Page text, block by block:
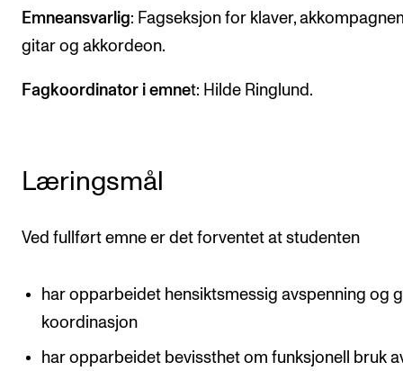
Velferd og helse
Mangfold og likestilling
AKTUELT
Nyheter for studenter
Kontaktpunkt
Studentutvalet SUT
Biblioteket
Emneansvarlig: Fagseksjon for klaver,
gitar og akkordeon.
Fagkoordinator i emnet: Hilde Ringlund.
Læringsmål
Ved fullført emne er det forventet at studenten
har opparbeidet hensiktsmessig avspenning og
koordinasjon
har opparbeidet bevissthet om funksjonell bruk